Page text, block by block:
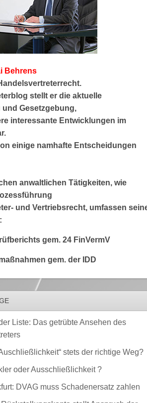
Behrens
stellt er die aktuelle
Gesetzgebung,
interessante Entwicklungen im
einige namhafte Entscheidungen
anwaltlichen Tätigkeiten, wie
und Vertriebsrecht, umfassen
gem. 24 FinVermV
gem. der IDD
Liste: Das getrübte Ansehen des
stets der richtige Weg?
oder Ausschließlichkeit ?
DVAG muss Schadenersatz zahlen